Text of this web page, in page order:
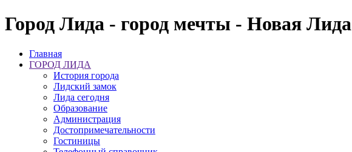
Город Лида - город мечты - Новая Лида
Главная
ГОРОД ЛИДА
История города
Лидский замок
Лида сегодня
Образование
Администрация
Достопримечательности
Гостиницы